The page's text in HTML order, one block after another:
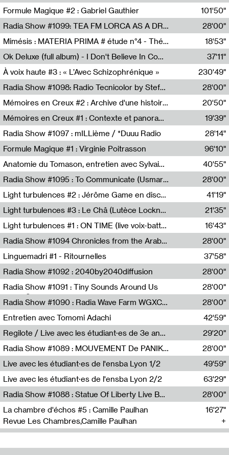
radio x
Formule Magique #2 : Gabriel Gauthier
Nathalie Lacroix,Gabriel Gauthier
101'50"
Radia Show #1099: TEA FM LORCA AS A DREAM
TEAFM
28'00"
Mimésis : MATERIA PRIMA # étude n°4 - Théâtre de l’Aquarium
Francesco Russo,Scuola della Crisi
18'53"
Ok Deluxe (full album) - I Don't Believe In Computing
37'11"
À voix haute #3 : « L’Avec Schizophrénique »
230'49"
Radia Show #1098: Radio Tecnicolor by Stefan Nussbaumer & Georg Zichy (Radio Orange 94.0)
Radio Orange 94.0
28'00"
Mémoires en Creux #2 : Archive d'une histoire artistique
Sophie Auger-Grappin
20'50"
Mémoires en Creux #1 : Contexte et panorama
Sophie Auger-Grappin
19'39"
Radia Show #1097 : mILLième / *Duuu Radio
28'14"
Formule Magique #1 : Virginie Poitrasson
Nathalie Lacroix,Virginie Poitrasson
96'10"
Anatomie du Tomason, entretien avec Sylvain Cardonnel
Loraine Baud,Sylvain Cardonnel
40'55"
Radia Show #1095 : To Communicate (Usmaradio)
Usmaradio
28'00"
Light turbulences #2 : Jérôme Game en discussion avec Thomas Corlin
41'19"
Light turbulences #3 : Le Châ (Lutèce Lockness)
Lutèce Lockness
21'35"
Light turbulences #1 : ON TIME (live voix-batterie) avec Jérôme Game & Jean-Michel Espitallier
Jérôme Game,Jean-Michel Espitallier
16'43"
Radia Show #1094 Chronicles from the Arab Cold War by Ghazi Barakat
Reboot.fm
28'00"
Linguemadri #1 - Ritournelles
Meris Angioletti
37'58"
Radia Show #1092 : 2040by2040diffusion
Diffusion FM
28'00"
Radia Show #1091 : Tiny Sounds Around Us
Radio Študent
28'00"
Radia Show #1090 : Radia Wave Farm WGXC Corey De Juan Sherrard Jr Startalk
Wave Farm
28'00"
Entretien avec Tomomi Adachi
Tomomi Adachi,Loraine Baud
42'59"
Regilote / Live avec les étudiant·es de 3e année de l'EMA
Nima Henryon,Athéna Noël,Amir Genillon,Ibourayane Ahmadi,Manelle Cherrih,Honorine Gibello,John Weeber,Manon Joseph
29'20"
Radia Show #1089 : MOUVEMENT De PANIK (Radio Panik)
Radio Panik
28'00"
Live avec les étudiant·es de l'ensba Lyon 1/2
49'59"
Live avec les étudiant·es de l'ensba Lyon 2/2
63'29"
Radia Show #1088 : Statue Of Liberty Live By Ed Baxter (Resonance)
Resonance
28'00"
La chambre d'échos #5 : Camille Paulhan
Revue Les Chambres,Camille Paulhan
16'27"